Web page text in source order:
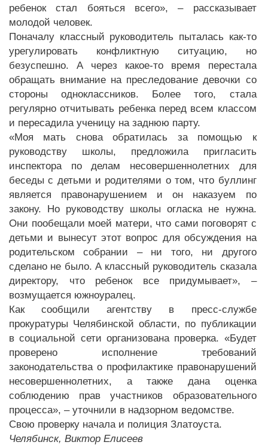
ребенок стал бояться всего», – рассказывает
молодой человек.
Поначалу классный руководитель пыталась как-то
урегулировать конфликтную ситуацию, но
безуспешно. А через какое-то время перестала
обращать внимание на преследование девочки со
стороны одноклассников. Более того, стала
регулярно отчитывать ребенка перед всем классом
и пересадила ученицу на заднюю парту.
«Моя мать снова обратилась за помощью к
руководству школы, предложила пригласить
инспектора по делам несовершеннолетних для
беседы с детьми и родителями о том, что буллинг
является правонарушением и он наказуем по
закону. Но руководству школы огласка не нужна.
Они пообещали моей матери, что сами поговорят с
детьми и вынесут этот вопрос для обсуждения на
родительском собрании – ни того, ни другого
сделано не было. А классный руководитель сказала
директору, что ребенок все придумывает», –
возмущается южноуралец.
Как сообщили агентству в пресс-службе
прокуратуры Челябинской области, по публикации
в социальной сети организована проверка. «Будет
проверено исполнение требований
законодательства о профилактике правонарушений
несовершеннолетних, а также дана оценка
соблюдению прав участников образовательного
процесса», – уточнили в надзорном ведомстве.
Свою проверку начала и полиция Златоуста.
Челябинск, Виктор Елисеев